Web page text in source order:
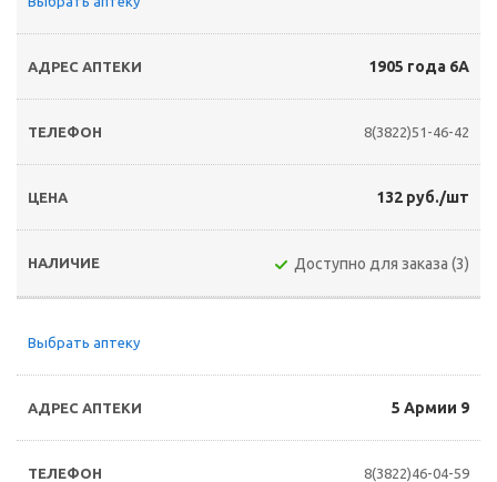
1905 года 6А
8(3822)51-46-42
132 руб./шт
Доступно для заказа (3)
Выбрать аптеку
5 Армии 9
8(3822)46-04-59